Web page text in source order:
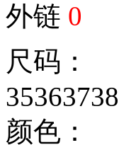
外链 0
尺码：
35363738
颜色：